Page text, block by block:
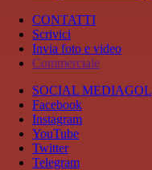
CONTATTI
Scrivici
Invia foto e video
Commerciale
SOCIAL MEDIAGOL
Facebook
Instagram
YouTube
Twitter
Telegram